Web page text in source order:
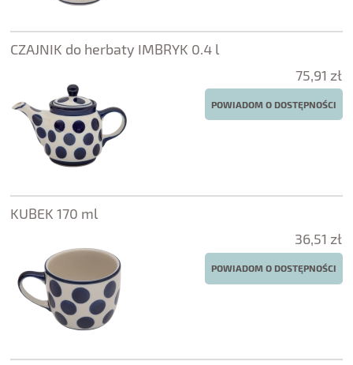
CZAJNIK do herbaty IMBRYK 0.4 l
75,91 zł
POWIADOM O DOSTĘPNOŚCI
KUBEK 170 ml
36,51 zł
POWIADOM O DOSTĘPNOŚCI